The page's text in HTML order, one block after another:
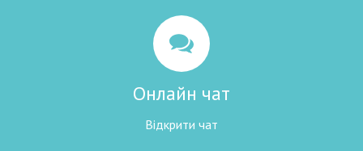
Онлайн чат
Відкрити чат